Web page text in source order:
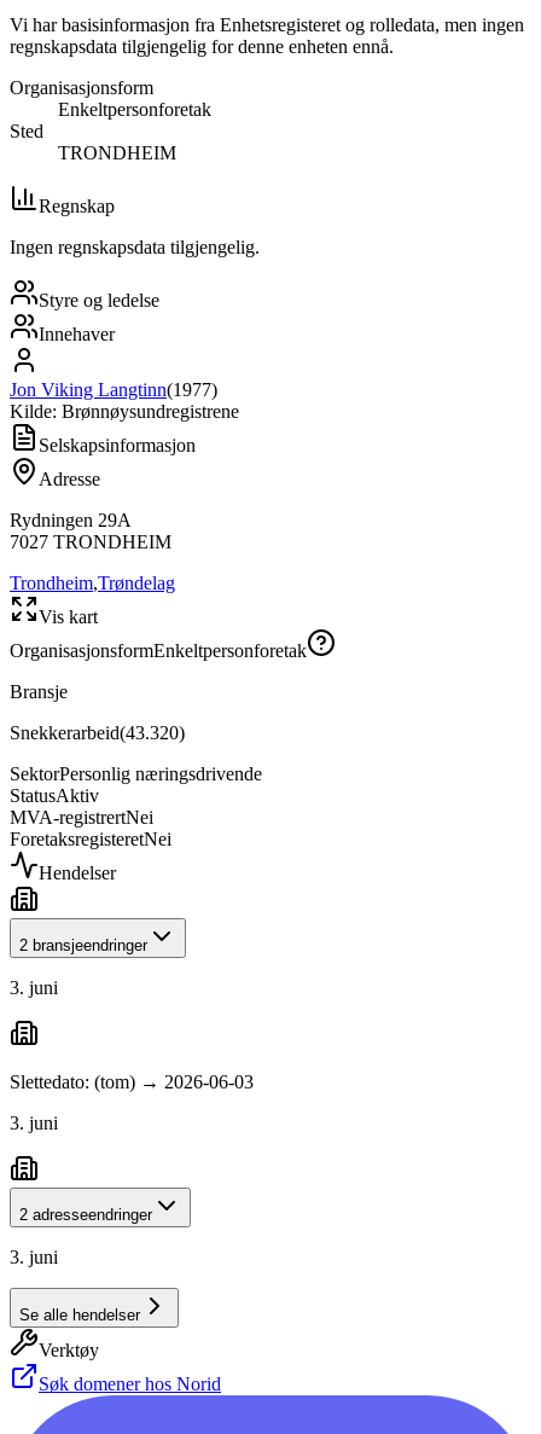
Vi har basisinformasjon fra Enhetsregisteret og rolledata, men ingen
regnskapsdata tilgjengelig for denne enheten ennå.
Organisasjonsform
Enkeltpersonforetak
Sted
TRONDHEIM
Regnskap
Ingen regnskapsdata tilgjengelig.
Styre og ledelse
Innehaver
Jon Viking Langtinn(1977)
Kilde: Brønnøysundregistrene
Selskapsinformasjon
Adresse
Rydningen 29A
7027 TRONDHEIM
Trondheim,Trøndelag
Vis kart
OrganisasjonsformEnkeltpersonforetak
Bransje
Snekkerarbeid(43.320)
SektorPersonlig næringsdrivende
StatusAktiv
MVA-registrertNei
ForetaksregisteretNei
Hendelser
2 bransjeendringer
3. juni
Slettedato: (tom) → 2026-06-03
3. juni
2 adresseendringer
3. juni
Se alle hendelser
Verktøy
Søk domener hos Norid